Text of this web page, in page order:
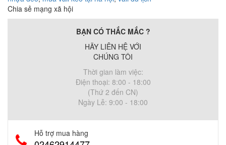
Chia sẻ mạng xã hội
BẠN CÓ THẮC MẮC ?
HÃY LIÊN HỆ VỚI
CHÚNG TÔI
Thời gian làm việc:
Điện thoại: 8:00 - 18:00
(Thứ 2 đến CN)
Ngày Lễ: 9:00 - 18:00
Hỗ trợ mua hàng